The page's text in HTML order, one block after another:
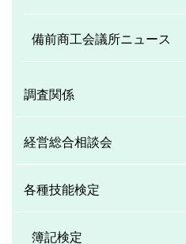
備前商工会議所ニュース
調査関係
経営総合相談会
各種技能検定
簿記検定